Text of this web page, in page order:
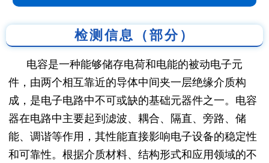
检测信息（部分）
电容是一种能够储存电荷和电能的被动电子元
件，由两个相互靠近的导体中间夹一层绝缘介质构
成，是电子电路中不可或缺的基础元器件之一。电容
器在电路中主要起到滤波、耦合、隔直、旁路、储
能、调谐等作用，其性能直接影响电子设备的稳定性
和可靠性。根据介质材料、结构形式和应用领域的不